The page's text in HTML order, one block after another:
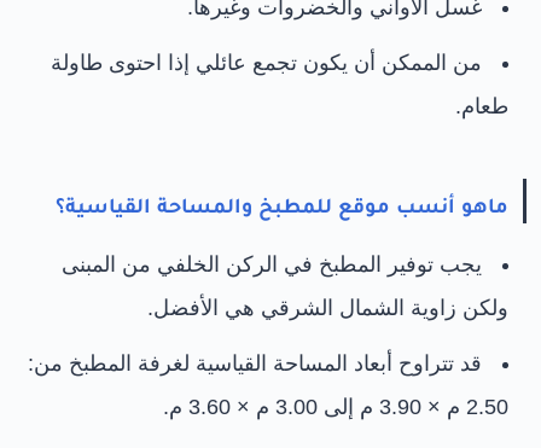
غسل الأواني والخضروات وغيرها.
من الممكن أن يكون تجمع عائلي إذا احتوى طاولة
طعام.
ماهو أنسب موقع للمطبخ والمساحة القياسية؟
يجب توفير المطبخ في الركن الخلفي من المبنى
ولكن زاوية الشمال الشرقي هي الأفضل.
قد تتراوح أبعاد المساحة القياسية لغرفة المطبخ من:
2.50 م × 3.90 م إلى 3.00 م × 3.60 م.